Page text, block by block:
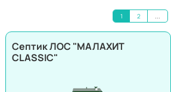
1 2 ...
Септик ЛОС "МАЛАХИТ
CLASSIC"